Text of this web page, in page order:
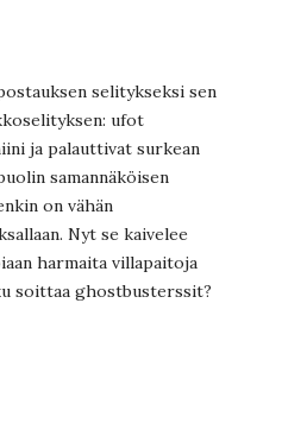
selitykseksi sen
ufot
ja palauttivat surkean
samannäköisen
on vähän
Nyt se kaivelee
harmaita villapaitoja
soittaa ghostbusterssit?